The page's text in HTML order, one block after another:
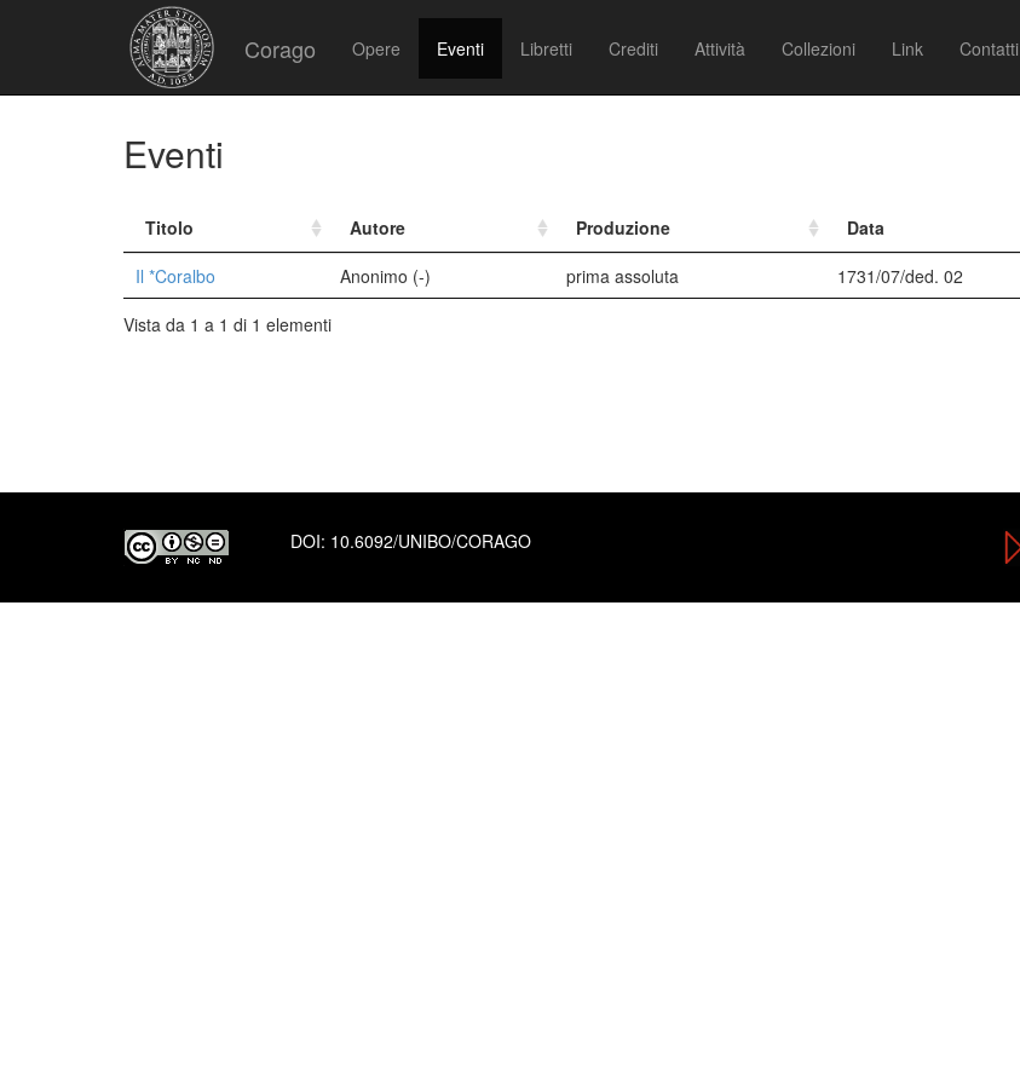
Corago Opere Eventi Libretti Crediti Attività Collezioni Link Contatti
Eventi
Titolo Autore Produzione Data
Il *Coralbo
Anonimo (-) prima assoluta 1731/07/ded. 02
Vista da 1 a 1 di 1 elementi
DOI: 10.6092/UNIBO/CORAGO